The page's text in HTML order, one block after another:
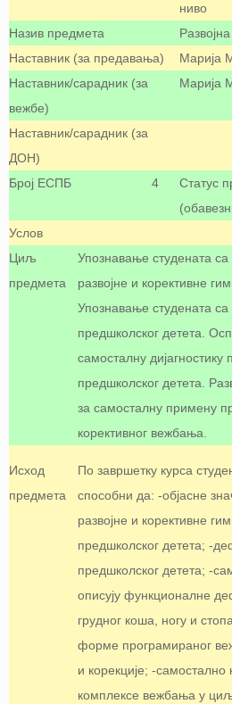
ниво
Назив предмета
Наставник (за предавања)
Марија
Наставник/сарадник (за
вежбе)
Марија
Наставник/сарадник (за
ДОН)
Број ЕСПБ
4
Статус
Услов
Циљ
предмета
Упознавање студената са
развојне и корективне
Упознавање студената
предшколског детета.
самосталну дијагностику
предшколског детета.
за самосталну примену
корективног вежбања.
Исход
предмета
По завршетку курса
способни да: -објасне
развојне и корективне
предшколског детета; -
предшколског детета; -
описују функционалне
грудног коша, ногу и
форме програмираног
и корекције; -самостално
комплексе вежбања у